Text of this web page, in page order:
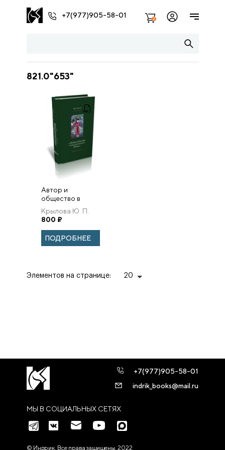
+7(977)905-58-01 2
821.0"653"
Автор и
общество в
позднесредневековой
Франции: «Книга
поучений
дочерям»
Жоффруа де Ла
Крылова Ю. П.
800 ₽
ПОДРОБНЕЕ
Элементов на странице: 20
МЫ В СОЦИАЛЬНЫХ СЕТЯХ
+7(977)905-58-01
indrik_books@mail.ru
© Индрик. Все права защищены, 2022